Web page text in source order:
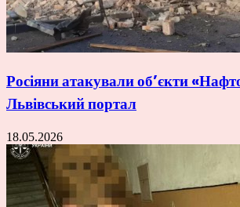
Росіяни атакували об’єкти
Львівський портал
18.05.2026